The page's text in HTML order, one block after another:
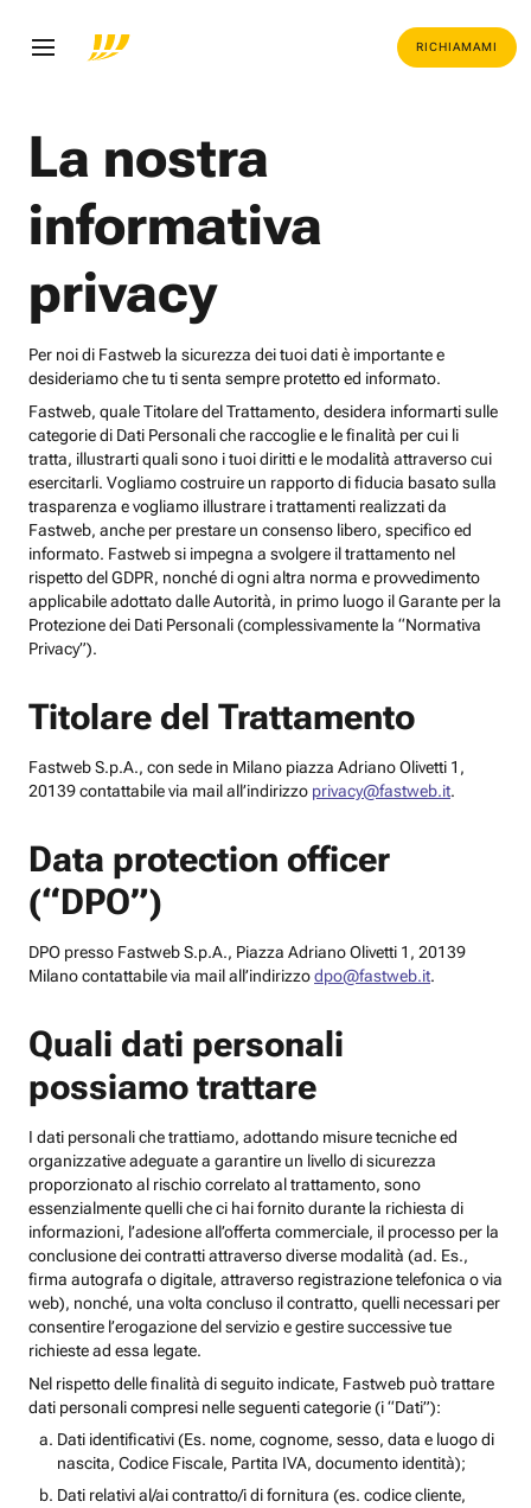
RICHIAMAMI
La nostra
informativa
privacy
Per noi di Fastweb la sicurezza dei tuoi dati è importante e
desideriamo che tu ti senta sempre protetto ed informato.
Fastweb, quale Titolare del Trattamento, desidera informarti sulle
categorie di Dati Personali che raccoglie e le finalità per cui li
tratta, illustrarti quali sono i tuoi diritti e le modalità attraverso cui
esercitarli. Vogliamo costruire un rapporto di fiducia basato sulla
trasparenza e vogliamo illustrare i trattamenti realizzati da
Fastweb, anche per prestare un consenso libero, specifico ed
informato. Fastweb si impegna a svolgere il trattamento nel
rispetto del GDPR, nonché di ogni altra norma e provvedimento
applicabile adottato dalle Autorità, in primo luogo il Garante per la
Protezione dei Dati Personali (complessivamente la “Normativa
Privacy”).
Titolare del Trattamento
Fastweb S.p.A., con sede in Milano piazza Adriano Olivetti 1,
20139 contattabile via mail all’indirizzo privacy@fastweb.it.
Data protection officer
(“DPO”)
DPO presso Fastweb S.p.A., Piazza Adriano Olivetti 1, 20139
Milano contattabile via mail all’indirizzodpo@fastweb.it.
Quali dati personali
possiamo trattare
I dati personali che trattiamo, adottando misure tecniche ed
organizzative adeguate a garantire un livello di sicurezza
proporzionato al rischio correlato al trattamento, sono
essenzialmente quelli che ci hai fornito durante la richiesta di
informazioni, l’adesione all’offerta commerciale, il processo per la
conclusione dei contratti attraverso diverse modalità (ad. Es.,
firma autografa o digitale, attraverso registrazione telefonica o via
web), nonché, una volta concluso il contratto, quelli necessari per
consentire l’erogazione del servizio e gestire successive tue
richieste ad essa legate.
Nel rispetto delle finalità di seguito indicate, Fastweb può trattare
dati personali compresi nelle seguenti categorie (i “Dati”):
Dati identificativi (Es. nome, cognome, sesso, data e luogo di
nascita, Codice Fiscale, Partita IVA, documento identità);
Dati relativi al/ai contratto/i di fornitura (es. codice cliente,